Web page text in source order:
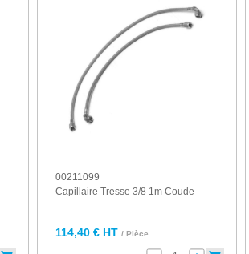
00211099
Capillaire Tresse 3/8 1m Coude
114,40 € HT / Pièce